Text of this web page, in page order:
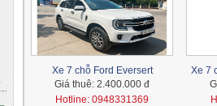
Xe 7 chỗ Ford Eversert
Giá thuê: 2.400.000 đ
Hotline: 0948331369
Xe 7